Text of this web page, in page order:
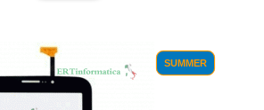
SUMMER